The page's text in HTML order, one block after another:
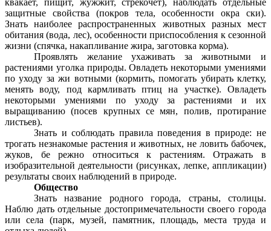
квакает, пищит, жужжит, стрекочет), наблюдать отдельные
защитные свойства (покров тела, особенности окра ски).
Знать наиболее распространенных животных разных мест
обитания (вода, лес), особенности приспособления к сезонной
жизни (спячка, накапливание жира, заготовка корма).
Проявлять желание ухаживать за животными и
растениями уголка природы. Овладеть некоторыми умениями
по уходу за жи вотными (кормить, помогать убирать клетку,
менять воду, под кармливать птиц на участке). Овладеть
некоторыми умениями по уходу за растениями и их
выращиванию (посев крупных се мян, полив, протирание
листьев).
Знать и соблюдать правила поведения в природе: не
трогать незнакомые растения и животных, не ловить бабочек,
жуков, бе режно относиться к растениям. Отражать в
изобразительной деятельности (рисунках, лепке, аппликации)
результаты своих наблюдений в природе.
Общество
Знать название родного города, страны, столицы.
Наблю дать отдельные достопримечательности своего города
или села (парк, музей, памятник, площадь, места труда и